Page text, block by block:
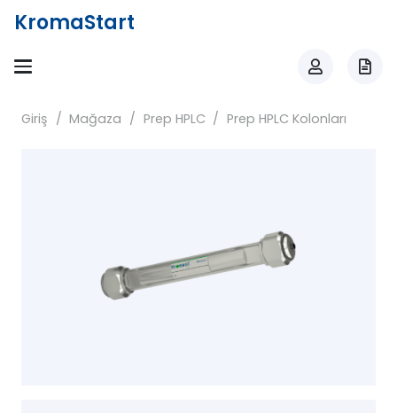
KromaStart
Giriş / Mağaza / Prep HPLC / Prep HPLC Kolonları